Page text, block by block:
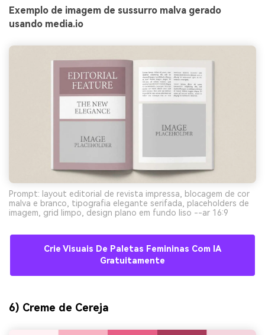
Exemplo de imagem de sussurro malva gerado
usando media.io
Prompt: layout editorial de revista impressa, blocagem de cor
malva e branco, tipografia elegante serifada, placeholders de
imagem, grid limpo, design plano em fundo liso --ar 16:9
Crie Visuais De Paletas Femininas Com IA
Gratuitamente
6) Creme de Cereja